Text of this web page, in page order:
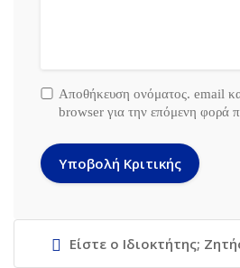
Αποθήκευση ονόματος. email
browser για την επόμενη φορά
Είστε ο Ιδιοκτήτης;